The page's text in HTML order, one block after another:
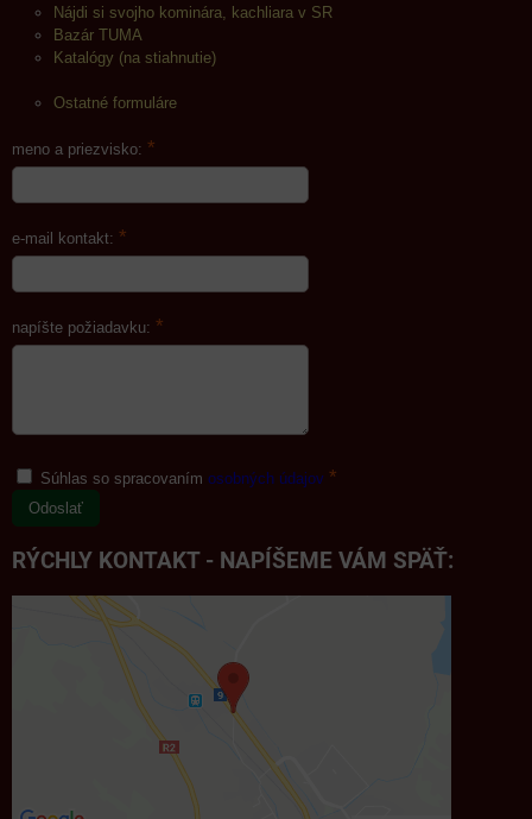
Nájdi si svojho kominára, kachliara v SR
Bazár TUMA
Katalógy (na stiahnutie)
Ostatné formuláre
meno a priezvisko: *
e-mail kontakt: *
napíšte požiadavku: *
Súhlas so spracovaním osobných údajov *
Odoslať
RÝCHLY KONTAKT - NAPÍŠEME VÁM SPÄŤ: